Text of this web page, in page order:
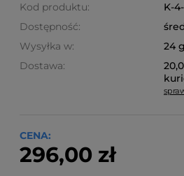
Kod produktu:
K-
Dostępność:
Wysyłka w:
24
Dostawa:
Cena nie zawiera ewentualnych
CENA:
296,00 zł